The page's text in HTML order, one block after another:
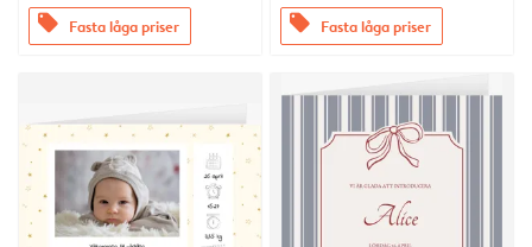
offers Fasta låga priser offers Fasta låga priser